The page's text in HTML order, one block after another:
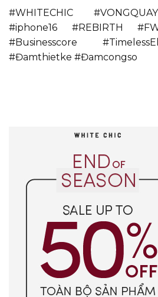
#WHITECHIC
#iphone16 #REBIRTH
#Businesscore
#Đamthietke #Đamcongso